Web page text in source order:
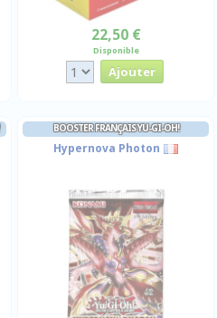
22,50 €
Disponible
BOOSTER FRANÇAIS YU-GI-OH!
Hypernova Photon